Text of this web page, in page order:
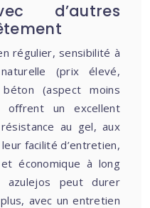
d’autres
régulier, sensibilité à
(prix élevé,
(aspect moins
offrent un excellent
au gel, aux
facilité d’entretien,
économique à long
peut durer
avec un entretien